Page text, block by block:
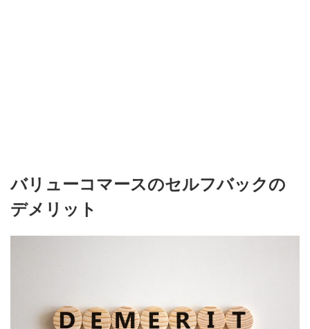
バリューコマースのセルフバックの
デメリット